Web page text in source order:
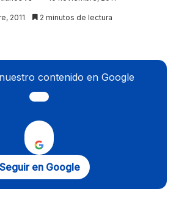
on
2011 2 minutos de lectura
contenido en Google
Seguir en Google